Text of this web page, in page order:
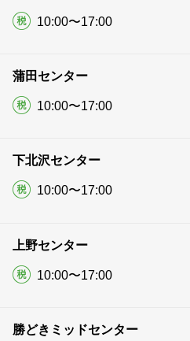
10:00〜17:00
蒲田センター
10:00〜17:00
下北沢センター
10:00〜17:00
上野センター
10:00〜17:00
勝どきミッドセンター